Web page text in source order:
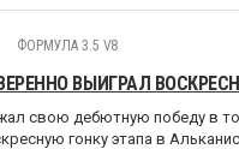
ФОРМУЛА 3.5 V8
ВЫИГРАЛ
свою дебютную победу в
гонку этапа в